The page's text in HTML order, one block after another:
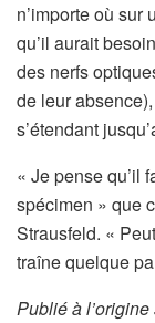
n’importe où sur
qu’il aurait
des nerfs
de leur
s’étendant
« Je pense qu’il
spécimen » que
Strausfeld. «
traîne quelque
Publié à